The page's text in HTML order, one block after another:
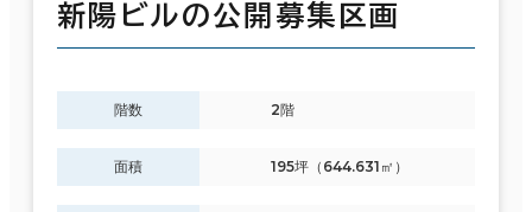
新陽ビルの公開募集区画
階数 2階
面積 195坪（644.631㎡）